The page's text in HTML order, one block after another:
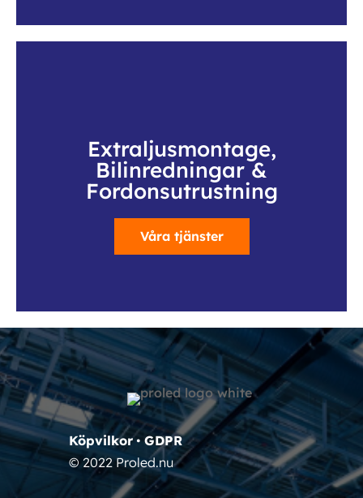
Extraljusmontage,
Bilinredningar &
Fordonsutrustning
Våra tjänster
Köpvilkor•GDPR
© 2022 Proled.nu